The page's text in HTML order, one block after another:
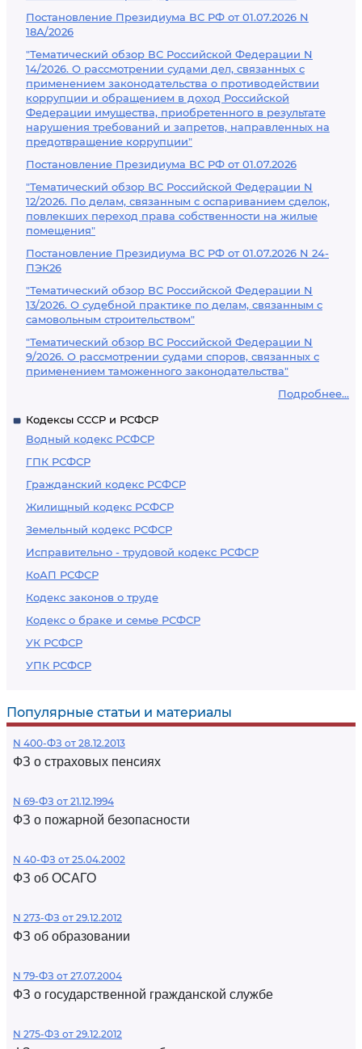
Постановление Президиума ВС РФ от 01.07.2026 N
18А/2026
"Тематический обзор ВС Российской Федерации N
14/2026. О рассмотрении судами дел, связанных с
применением законодательства о противодействии
коррупции и обращением в доход Российской
Федерации имущества, приобретенного в результате
нарушения требований и запретов, направленных на
предотвращение коррупции"
Постановление Президиума ВС РФ от 01.07.2026
"Тематический обзор ВС Российской Федерации N
12/2026. По делам, связанным с оспариванием сделок,
повлекших переход права собственности на жилые
помещения"
Постановление Президиума ВС РФ от 01.07.2026 N 24-
ПЭК26
"Тематический обзор ВС Российской Федерации N
13/2026. О судебной практике по делам, связанным с
самовольным строительством"
"Тематический обзор ВС Российской Федерации N
9/2026. О рассмотрении судами споров, связанных с
применением таможенного законодательства"
Подробнее...
Кодексы СССР и РСФСР
Водный кодекс РСФСР
ГПК РСФСР
Гражданский кодекс РСФСР
Жилищный кодекс РСФСР
Земельный кодекс РСФСР
Исправительно - трудовой кодекс РСФСР
КоАП РСФСР
Кодекс законов о труде
Кодекс о браке и семье РСФСР
УК РСФСР
УПК РСФСР
Популярные статьи и материалы
N 400-ФЗ от 28.12.2013
ФЗ о страховых пенсиях
N 69-ФЗ от 21.12.1994
ФЗ о пожарной безопасности
N 40-ФЗ от 25.04.2002
ФЗ об ОСАГО
N 273-ФЗ от 29.12.2012
ФЗ об образовании
N 79-ФЗ от 27.07.2004
ФЗ о государственной гражданской службе
N 275-ФЗ от 29.12.2012